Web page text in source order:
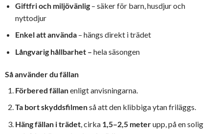
Giftfri och miljövänlig– säker för barn, husdjur och
nyttodjur
Enkel att använda– hängs direkt i trädet
Långvarig hållbarhet – hela säsongen
Så använder du fällan
Förbered fällanenligt anvisningarna.
Ta bort skyddsfilmenså att den klibbiga ytan friläggs.
Häng fällan i trädet, cirka 1,5–2,5 meterupp, på en solig